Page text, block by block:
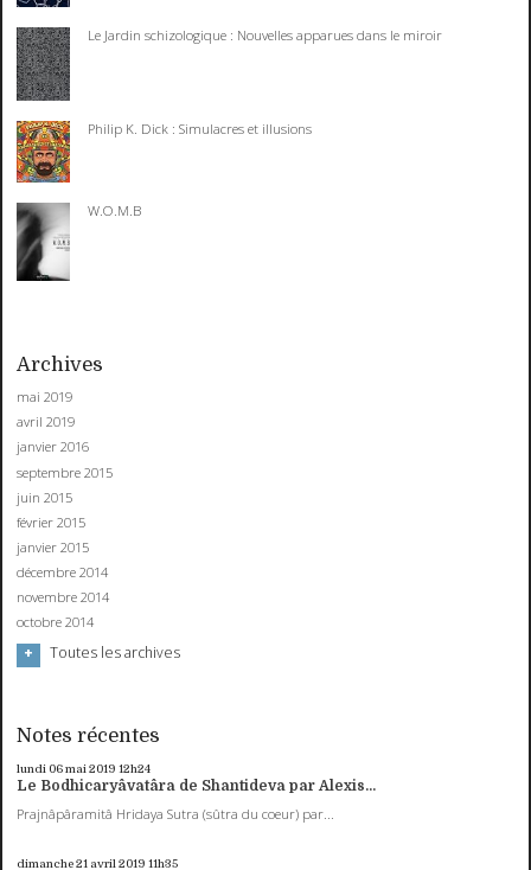
Le Jardin schizologique : Nouvelles apparues dans le miroir
Philip K. Dick : Simulacres et illusions
W.O.M.B
Archives
mai 2019
avril 2019
janvier 2016
septembre 2015
juin 2015
février 2015
janvier 2015
décembre 2014
novembre 2014
octobre 2014
Toutes les archives
Notes récentes
lundi 06mai 2019 12h24
Le Bodhicaryâvatâra de Shantideva par Alexis...
Prajnâpâramitâ Hridaya Sutra (sûtra du coeur) par...
dimanche 21 avril 2019 11h35